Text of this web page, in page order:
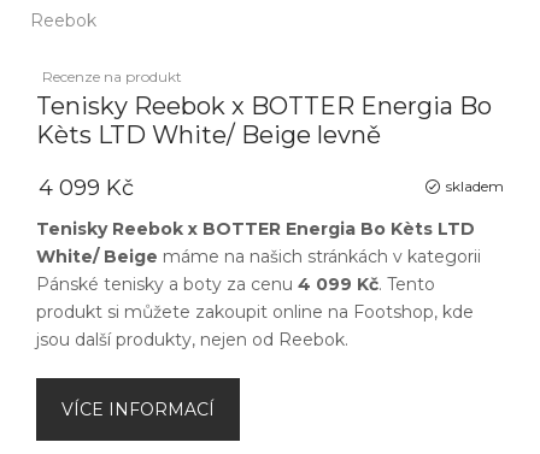
Reebok
Recenze na produkt
Tenisky Reebok x BOTTER Energia Bo
Kèts LTD White/ Beige levně
skladem
4 099 Kč
Tenisky Reebok x BOTTER Energia Bo Kèts LTD
White/ Beige máme na našich stránkách v kategorii
Pánské tenisky a boty za cenu 4 099 Kč. Tento
produkt si můžete zakoupit online na Footshop, kde
jsou další produkty, nejen od Reebok.
VÍCE INFORMACÍ